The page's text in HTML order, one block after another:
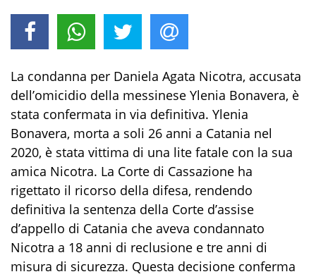
La condanna per Daniela Agata Nicotra, accusata
dell’omicidio della messinese Ylenia Bonavera, è
stata confermata in via definitiva. Ylenia
Bonavera, morta a soli 26 anni a Catania nel
2020, è stata vittima di una lite fatale con la sua
amica Nicotra. La Corte di Cassazione ha
rigettato il ricorso della difesa, rendendo
definitiva la sentenza della Corte d’assise
d’appello di Catania che aveva condannato
Nicotra a 18 anni di reclusione e tre anni di
misura di sicurezza. Questa decisione conferma